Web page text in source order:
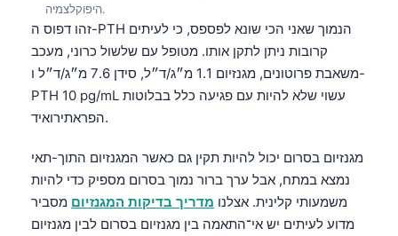
היפוקלצמיה.
זהו דפוס ה-PTH הנמוך שאני הכי שונא לפספס, כי לעיתים
קרובות ניתן לתקן אותו. מטופל עם שלשול כרוני, מעכב
משאבת פרוטונים, מגנזיום 1.1 מ״ג/ד״ל, סידן 7.6 מ״ג/ד״ל ו-
PTH 10 pg/mL עשוי שלא להיות עם פגיעה כלל בבלוטות
הפראתירואיד.
מגנזיום בסרום יכול להיות תקין גם כאשר המגנזיום התוך-תאי
נמצא במתח, אבל ערך ברור נמוך בסרום מספיק כדי להיות
משמעותי קלינית. אצלנו מדריך בדיקות המגנזיום מסביר
מדוע לעיתים יש אי־התאמה בין מגנזיום בסרום לבין מגנזיום